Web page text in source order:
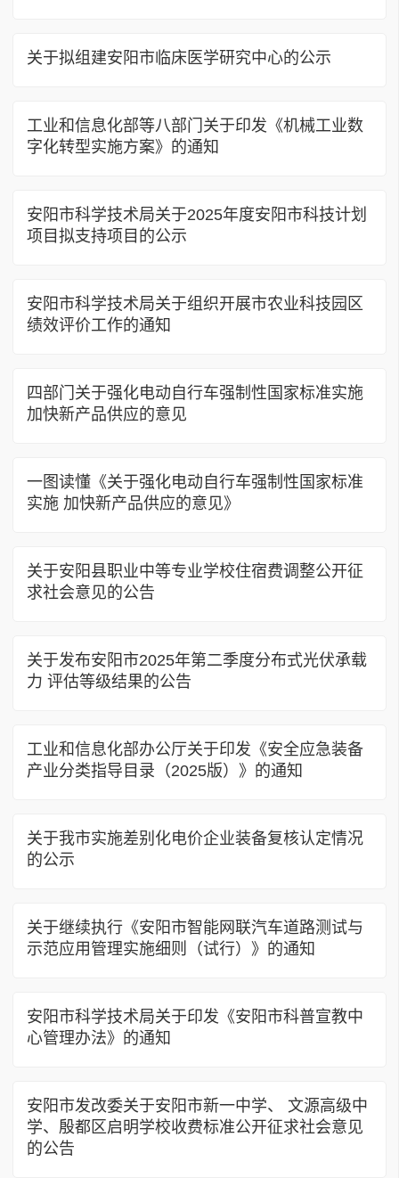
关于拟组建安阳市临床医学研究中心的公示
工业和信息化部等八部门关于印发《机械工业数
字化转型实施方案》的通知
安阳市科学技术局关于2025年度安阳市科技计划
项目拟支持项目的公示
安阳市科学技术局关于组织开展市农业科技园区
绩效评价工作的通知
四部门关于强化电动自行车强制性国家标准实施
加快新产品供应的意见
一图读懂《关于强化电动自行车强制性国家标准
实施 加快新产品供应的意见》
关于安阳县职业中等专业学校住宿费调整公开征
求社会意见的公告
关于发布安阳市2025年第二季度分布式光伏承载
力 评估等级结果的公告
工业和信息化部办公厅关于印发《安全应急装备
产业分类指导目录（2025版）》的通知
关于我市实施差别化电价企业装备复核认定情况
的公示
关于继续执行《安阳市智能网联汽车道路测试与
示范应用管理实施细则（试行）》的通知
安阳市科学技术局关于印发《安阳市科普宣教中
心管理办法》的通知
安阳市发改委关于安阳市新一中学、 文源高级中
学、殷都区启明学校收费标准公开征求社会意见
的公告